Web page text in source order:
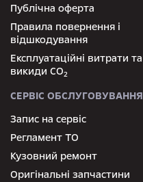
Публічна оферта
Правила повернення і
відшкодування
Експлуатаційні витрати та
викиди СО2
СЕРВІС ОБСЛУГОВУВАННЯ
Запис на сервіс
Регламент ТО
Кузовний ремонт
Оригінальні запчастини